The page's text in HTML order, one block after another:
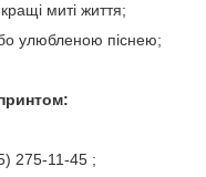
миті життя;
улюбленою піснею;
275-11-45 ;